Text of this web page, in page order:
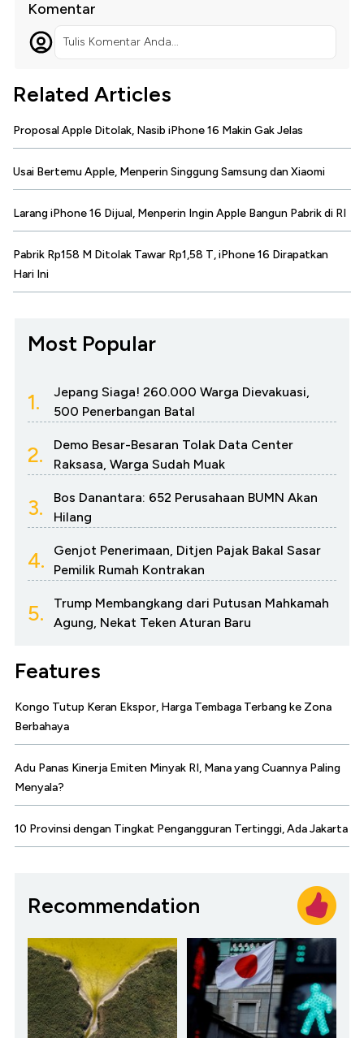
Komentar
Tulis Komentar Anda...
Related Articles
Proposal Apple Ditolak, Nasib iPhone 16 Makin Gak Jelas
Usai Bertemu Apple, Menperin Singgung Samsung dan Xiaomi
Larang iPhone 16 Dijual, Menperin Ingin Apple Bangun Pabrik di RI
Pabrik Rp158 M Ditolak Tawar Rp1,58 T, iPhone 16 Dirapatkan
Hari Ini
Most Popular
1.
Jepang Siaga! 260.000 Warga Dievakuasi,
500 Penerbangan Batal
2.
Demo Besar-Besaran Tolak Data Center
Raksasa, Warga Sudah Muak
3.
Bos Danantara: 652 Perusahaan BUMN Akan
Hilang
4.
Genjot Penerimaan, Ditjen Pajak Bakal Sasar
Pemilik Rumah Kontrakan
5.
Trump Membangkang dari Putusan Mahkamah
Agung, Nekat Teken Aturan Baru
Features
Kongo Tutup Keran Ekspor, Harga Tembaga Terbang ke Zona
Berbahaya
Adu Panas Kinerja Emiten Minyak RI, Mana yang Cuannya Paling
Menyala?
10 Provinsi dengan Tingkat Pengangguran Tertinggi, Ada Jakarta
Recommendation